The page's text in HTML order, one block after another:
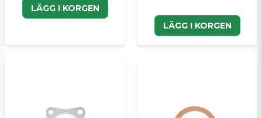
LÄGG I KORGEN
LÄGG I KORGEN